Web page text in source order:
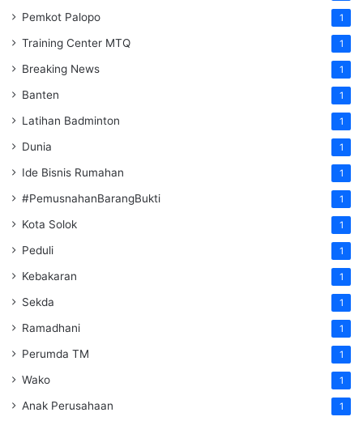
Pemkot Palopo 1
Training Center MTQ 1
Breaking News 1
Banten 1
Latihan Badminton 1
Dunia 1
Ide Bisnis Rumahan 1
#PemusnahanBarangBukti 1
Kota Solok 1
Peduli 1
Kebakaran 1
Sekda 1
Ramadhani 1
Perumda TM 1
Wako 1
Anak Perusahaan 1